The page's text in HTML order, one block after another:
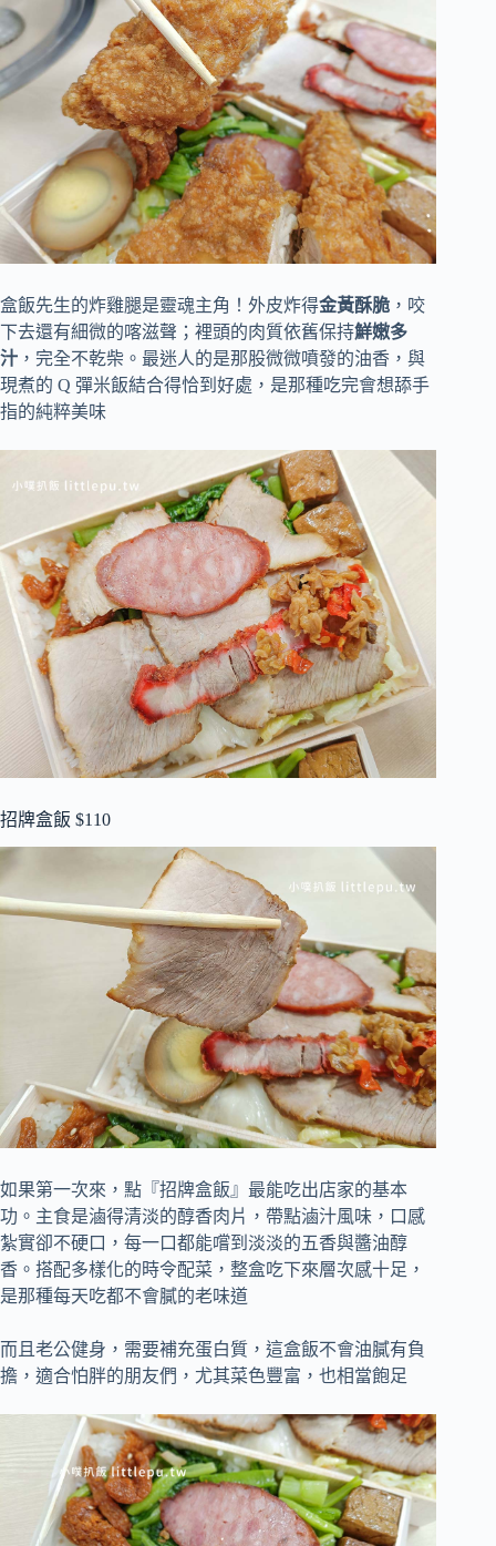
盒飯先生的炸雞腿是靈魂主角！外皮炸得金黃酥脆 ，咬
下去還有細微的喀滋聲；裡頭的肉質依舊保持鮮嫩多
汁 ，完全不乾柴。最迷人的是那股微微噴發的油香，與
現煮的 Q 彈米飯結合得恰到好處，是那種吃完會想舔手
指的純粹美味
招牌盒飯 $110
如果第一次來，點『招牌盒飯』最能吃出店家的基本
功。主食是滷得清淡的醇香肉片，帶點滷汁風味，口感
紮實卻不硬口，每一口都能嚐到淡淡的五香與醬油醇
香。搭配多樣化的時令配菜，整盒吃下來層次感十足，
是那種每天吃都不會膩的老味道
而且老公健身，需要補充蛋白質，這盒飯不會油膩有負
擔，適合怕胖的朋友們，尤其菜色豐富，也相當飽足